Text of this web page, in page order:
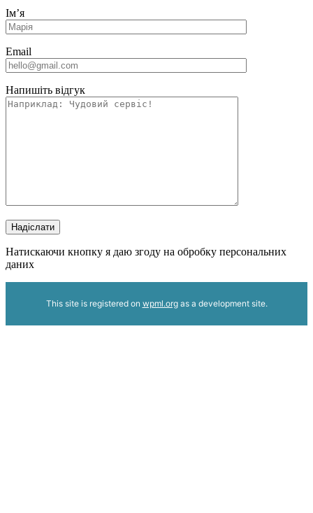
Імʼя
Email
Напишіть відгук
Надіслати
Натискаючи кнопку я даю згоду на обробку персональних
даних
This site is registered on wpml.orgas a development site.